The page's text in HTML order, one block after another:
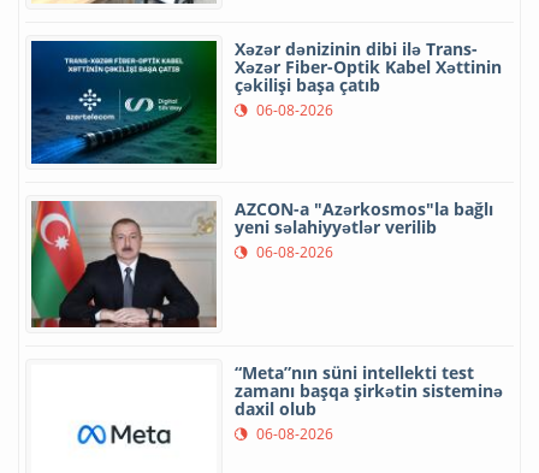
Xəzər dənizinin dibi ilə Trans-
Xəzər Fiber-Optik Kabel Xəttinin
çəkilişi başa çatıb
06-08-2026
AZCON-a "Azərkosmos"la bağlı
yeni səlahiyyətlər verilib
06-08-2026
“Meta”nın süni intellekti test
zamanı başqa şirkətin sisteminə
daxil olub
06-08-2026